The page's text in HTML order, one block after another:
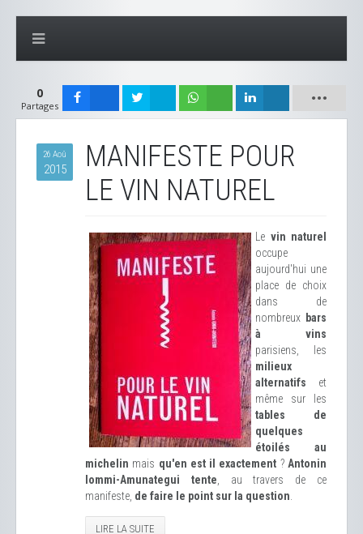
0
Partages
26 Aoû
2015
MANIFESTE POUR
LE VIN NATUREL
Le vin naturel
occupe
aujourd'hui une
place de choix
dans de
nombreux bars
à vins
parisiens, les
milieux
alternatifs et
même sur les
tables de
quelques
étoilés au
michelin mais qu'en est il exactement ? Antonin
Iommi-Amunategui tente , au travers de ce
manifeste, de faire le point sur la question
LIRE LA SUITE